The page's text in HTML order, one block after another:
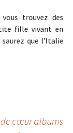
trouvez des
fille vivant en
que l’Italie
de cœur albums